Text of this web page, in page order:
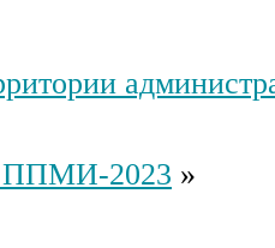
ППМИ-2023 »